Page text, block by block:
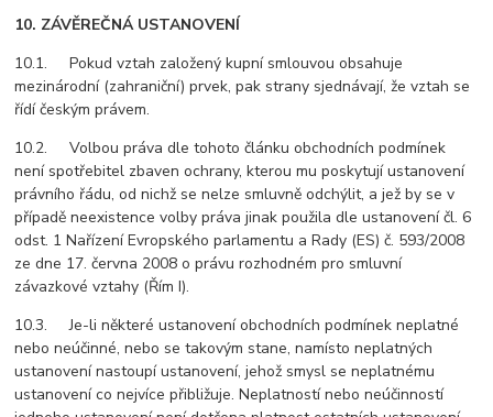
10. ZÁVĚREČNÁ USTANOVENÍ
10.1. Pokud vztah založený kupní smlouvou obsahuje
mezinárodní (zahraniční) prvek, pak strany sjednávají, že vztah se
řídí českým právem.
10.2. Volbou práva dle tohoto článku obchodních podmínek
není spotřebitel zbaven ochrany, kterou mu poskytují ustanovení
právního řádu, od nichž se nelze smluvně odchýlit, a jež by se v
případě neexistence volby práva jinak použila dle ustanovení čl. 6
odst. 1 Nařízení Evropského parlamentu a Rady (ES) č. 593/2008
ze dne 17. června 2008 o právu rozhodném pro smluvní
závazkové vztahy (Řím I).
10.3. Je-li některé ustanovení obchodních podmínek neplatné
nebo neúčinné, nebo se takovým stane, namísto neplatných
ustanovení nastoupí ustanovení, jehož smysl se neplatnému
ustanovení co nejvíce přibližuje. Neplatností nebo neúčinností